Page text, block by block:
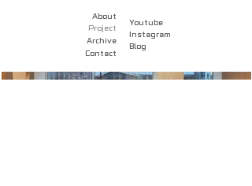
About
Project
Archive
Contact
Youtube
Instagram
Blog